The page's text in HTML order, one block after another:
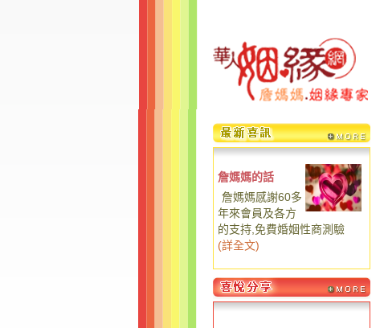
詹媽媽的話
詹媽媽感謝60多
年來會員及各方
的支持,免費婚姻性商測驗
(詳全文)